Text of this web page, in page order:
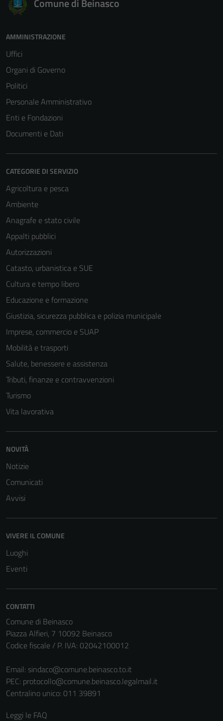
Comune di Beinasco
AMMINISTRAZIONE
Uffici
Organi di Governo
Politici
Personale Amministrativo
Enti e Fondazioni
Documenti e Dati
CATEGORIE DI SERVIZIO
Agricoltura e pesca
Ambiente
Anagrafe e stato civile
Appalti pubblici
Autorizzazioni
Catasto, urbanistica e SUE
Cultura e tempo libero
Educazione e formazione
Giustizia, sicurezza pubblica e polizia municipale
Imprese, commercio e SUAP
Mobilità e trasporti
Salute, benessere e assistenza
Tributi, finanze e contravvenzioni
Turismo
Vita lavorativa
NOVITÀ
Notizie
Comunicati
Avvisi
VIVERE IL COMUNE
Luoghi
Eventi
CONTATTI
Comune di Beinasco
Piazza Alfieri, 7 10092 Beinasco
Codice fiscale / P. IVA: 02042100012
Email: sindaco@comune.beinasco.to.it
PEC: protocollo@comune.beinasco.legalmail.it
Centralino unico: 011 39891
Leggi le FAQ